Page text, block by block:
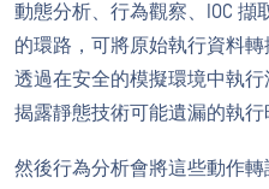
動態分析、行為觀察、IOC
的環路，可將原始執行資料
透過在安全的模擬環境中執
揭露靜態技術可能遺漏的執行
然後行為分析會將這些動作